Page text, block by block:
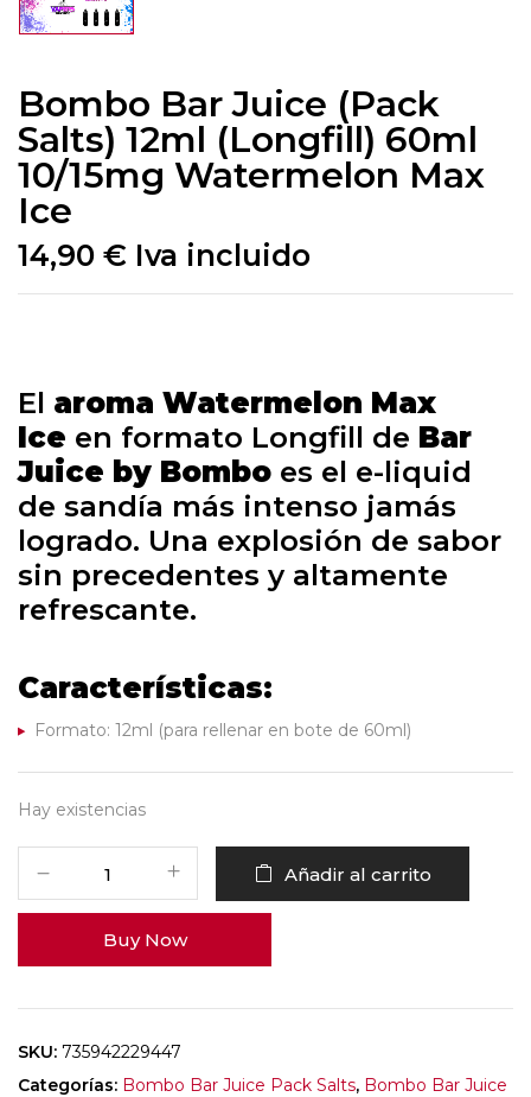
Bombo Bar Juice (Pack
Salts) 12ml (Longfill) 60ml
10/15mg Watermelon Max
Ice
14,90 € Iva incluido
El aroma Watermelon Max
Ice en formato Longfill de Bar
Juice by Bombo es el e-liquid
de sandía más intenso jamás
logrado. Una explosión de sabor
sin precedentes y altamente
refrescante.
Características:
Formato: 12ml (para rellenar en bote de 60ml)
Hay existencias
Añadir al carrito
Buy Now
SKU: 735942229447
Categorías: Bombo Bar Juice Pack Salts, Bombo Bar Juice